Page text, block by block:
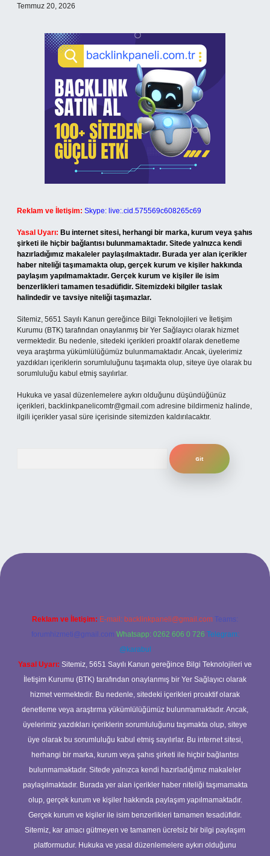
Temmuz 20, 2026
Reklam ve İletişim: Skype: live:.cid.575569c608265c69
Yasal Uyarı: Bu internet sitesi, herhangi bir marka, kurum veya şahıs
şirketi ile hiçbir bağlantısı bulunmamaktadır. Sitede yalnızca kendi
hazırladığımız makaleler paylaşılmaktadır. Burada yer alan içerikler
haber niteliği taşımamakta olup, gerçek kurum ve kişiler hakkında
paylaşım yapılmamaktadır. Gerçek kurum ve kişiler ile isim
benzerlikleri tamamen tesadüfidir. Sitemizdeki bilgiler taslak
halindedir ve tavsiye niteliği taşımazlar.
Sitemiz, 5651 Sayılı Kanun gereğince Bilgi Teknolojileri ve İletişim
Kurumu (BTK) tarafından onaylanmış bir Yer Sağlayıcı olarak hizmet
vermektedir. Bu nedenle, sitedeki içerikleri proaktif olarak denetleme
veya araştırma yükümlülüğümüz bulunmamaktadır. Ancak, üyelerimiz
yazdıkları içeriklerin sorumluluğunu taşımakta olup, siteye üye olarak bu
sorumluluğu kabul etmiş sayılırlar.
Hukuka ve yasal düzenlemelere aykırı olduğunu düşündüğünüz
içerikleri, backlinkpanelicomtr@gmail.com adresine bildirmeniz halinde,
ilgili içerikler yasal süre içerisinde sitemizden kaldırılacaktır.
Reklam ve İletişim: E-mail: backlinkpaneli@gmail.com Teams:
forumhizmeti@gmail.com Whatsapp: 0262 606 0 726 Telegram:
@karabul
Yasal Uyarı: Sitemiz, 5651 Sayılı Kanun gereğince Bilgi Teknolojileri ve
İletişim Kurumu (BTK) tarafından onaylanmış bir Yer Sağlayıcı olarak
hizmet vermektedir. Bu nedenle, sitedeki içerikleri proaktif olarak
denetleme veya araştırma yükümlülüğümüz bulunmamaktadır. Ancak,
üyelerimiz yazdıkları içeriklerin sorumluluğunu taşımakta olup, siteye
üye olarak bu sorumluluğu kabul etmiş sayılırlar. Bu internet sitesi,
herhangi bir marka, kurum veya şahıs şirketi ile hiçbir bağlantısı
bulunmamaktadır. Sitede yalnızca kendi hazırladığımız makaleler
paylaşılmaktadır. Burada yer alan içerikler haber niteliği taşımamakta
olup, gerçek kurum ve kişiler hakkında paylaşım yapılmamaktadır.
Gerçek kurum ve kişiler ile isim benzerlikleri tamamen tesadüfidir.
Sitemiz, kar amacı gütmeyen ve tamamen ücretsiz bir bilgi paylaşım
platformudur. Hukuka ve yasal düzenlemelere aykırı olduğunu